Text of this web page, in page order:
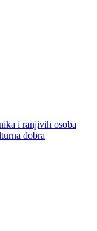
i ranjivih osoba
dobra